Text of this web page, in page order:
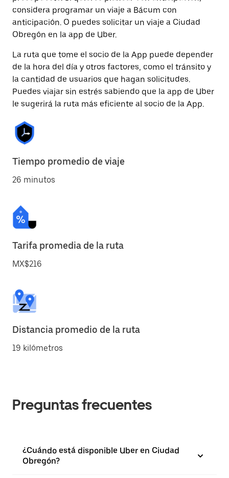
considera programar un viaje a Bácum con
anticipación. O puedes solicitar un viaje a Ciudad
Obregón en la app de Uber.
La ruta que tome el socio de la App puede depender
de la hora del día y otros factores, como el tránsito y
la cantidad de usuarios que hagan solicitudes.
Puedes viajar sin estrés sabiendo que la app de Uber
le sugerirá la ruta más eficiente al socio de la App.
Tiempo promedio de viaje
26 minutos
Tarifa promedia de la ruta
MX$216
Distancia promedio de la ruta
19 kilómetros
Preguntas frecuentes
¿Cuándo está disponible Uber en Ciudad
Obregón?